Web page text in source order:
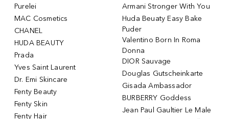
Purelei
MAC Cosmetics
CHANEL
HUDA BEAUTY
Prada
Yves Saint Laurent
Dr. Emi Skincare
Fenty Beauty
Fenty Skin
Fenty Hair
Armani Stronger With You
Huda Beuaty Easy Bake
Puder
Valentino Born In Roma
Donna
DIOR Sauvage
Douglas Gutscheinkarte
Gisada Ambassador
BURBERRY Goddess
Jean Paul Gaultier Le Male